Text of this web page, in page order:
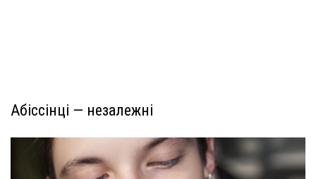
Абіссінці — незалежні